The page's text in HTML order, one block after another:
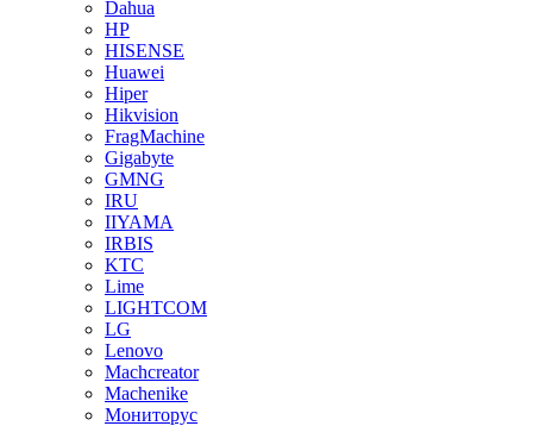
Dahua
HP
HISENSE
Huawei
Hiper
Hikvision
FragMachine
Gigabyte
GMNG
IRU
IIYAMA
IRBIS
KTC
Lime
LIGHTCOM
LG
Lenovo
Machcreator
Machenike
Мониторус